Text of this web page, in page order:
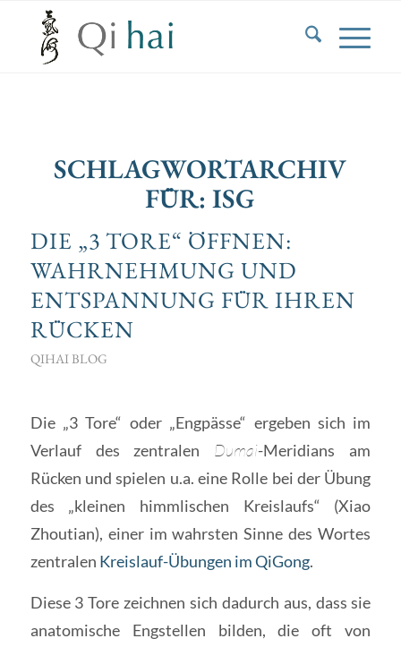
SCHLAGWORTARCHIV
FÜR:ISG
DIE „3 TORE“ ÖFFNEN:
WAHRNEHMUNG UND
ENTSPANNUNG FÜR IHREN
RÜCKEN
QIHAI BLOG
Die „3 Tore“ oder „Engpässe“ ergeben sich im
Verlauf des zentralen Dumai-Meridians am
Rücken und spielen u.a. eine Rolle bei der Übung
des „kleinen himmlischen Kreislaufs“ (Xiao
Zhoutian), einer im wahrsten Sinne des Wortes
zentralen Kreislauf-Übungen im QiGong.
Diese 3 Tore zeichnen sich dadurch aus, dass sie
anatomische Engstellen bilden, die oft von